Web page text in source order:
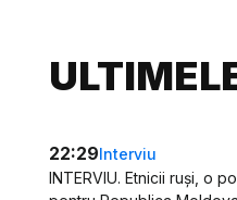
22:29Interviu
INTERVIU. Etnicii ruși, o